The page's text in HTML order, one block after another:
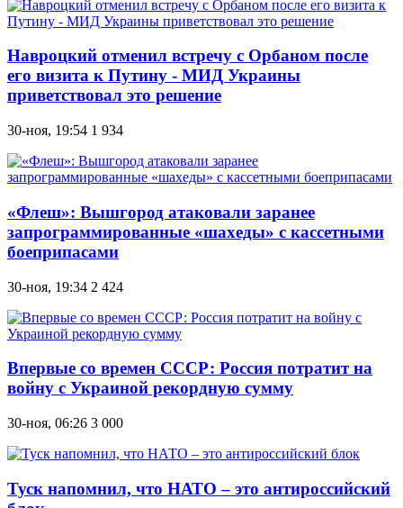
Навроцкий отменил встречу с Орбаном после
его визита к Путину - МИД Украины
приветствовал это решение
30-ноя, 19:54 1 934
«Флеш»: Вышгород атаковали заранее
запрограммированные «шахеды» с кассетными
боеприпасами
30-ноя, 19:34 2 424
Впервые со времен СССР: Россия потратит на
войну с Украиной рекордную сумму
30-ноя, 06:26 3 000
Туск напомнил, что НАТО – это антироссийский